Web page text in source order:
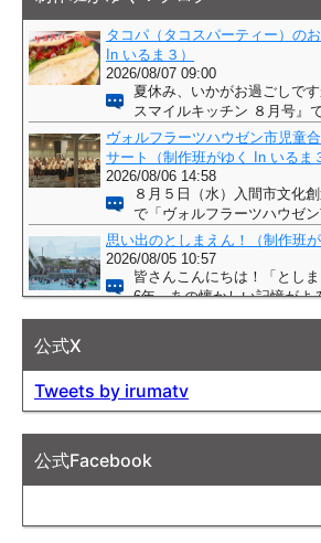
公式X
Tweets by irumatv
公式Facebook